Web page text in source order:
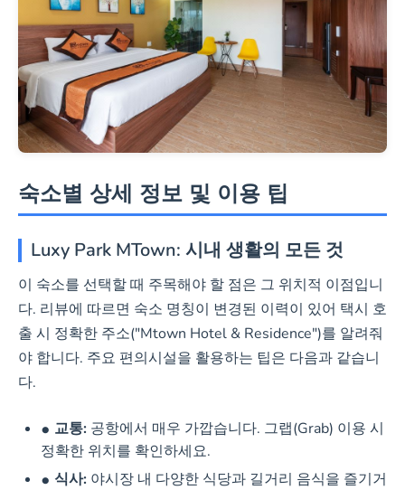
숙소별 상세 정보 및 이용 팁
Luxy Park MTown: 시내 생활의 모든 것
이 숙소를 선택할 때 주목해야 할 점은 그 위치적 이점입니
다. 리뷰에 따르면 숙소 명칭이 변경된 이력이 있어 택시 호
출 시 정확한 주소("Mtown Hotel & Residence")를 알려줘
야 합니다. 주요 편의시설을 활용하는 팁은 다음과 같습니
다.
교통: 공항에서 매우 가깝습니다. 그랩(Grab) 이용 시
정확한 위치를 확인하세요.
식사: 야시장 내 다양한 식당과 길거리 음식을 즐기거